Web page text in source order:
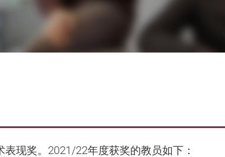
现奖。2021/22年度获奖的教员如下：